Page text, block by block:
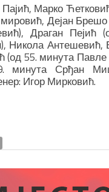
Марко
Дејан
Драган Пејић
Никола Антешевић,
(од 55. минута
минута Срђан
Игор Мирковић.